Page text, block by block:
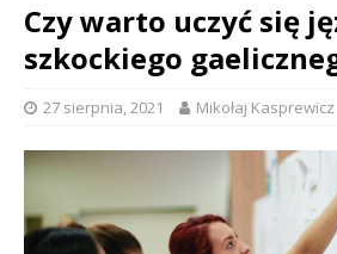
Czy warto uczyć się
szkockiego
27 sierpnia, 2021 Mikołaj Kasprewicz